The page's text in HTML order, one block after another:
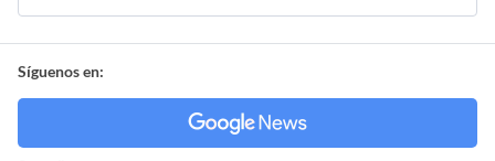
Síguenos en: